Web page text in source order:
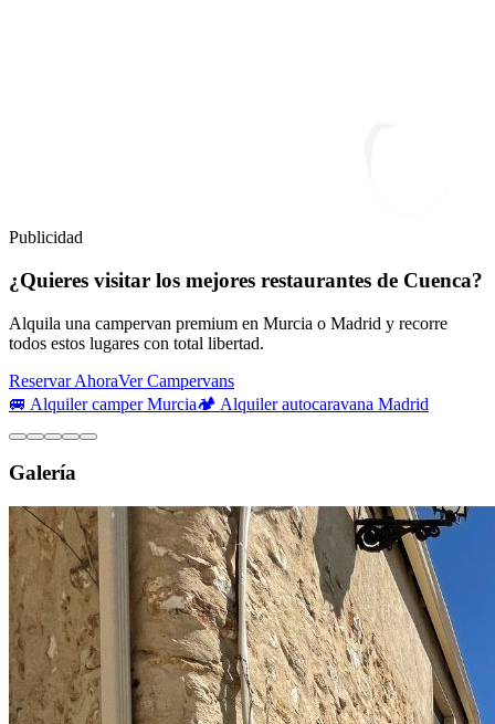
Publicidad
¿Quieres visitar los mejores restaurantes de Cuenca?
Alquila una campervan premium en Murcia o Madrid y recorre
todos estos lugares con total libertad.
Reservar AhoraVer Campervans
🚐 Alquiler camper Murcia🏕️ Alquiler autocaravana Madrid
Galería